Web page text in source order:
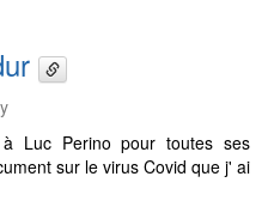
Luc Perino pour toutes ses
sur le virus Covid que j' ai